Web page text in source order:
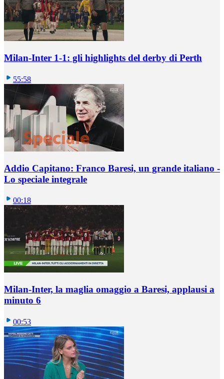
Milan-Inter 1-1: gli highlights del derby di Perth
55:58
Addio Capitano: Franco Baresi, un grande italiano -
Lo speciale integrale
00:18
Milan-Inter, la maglia omaggio a Baresi, applausi a
minuto 6
00:53